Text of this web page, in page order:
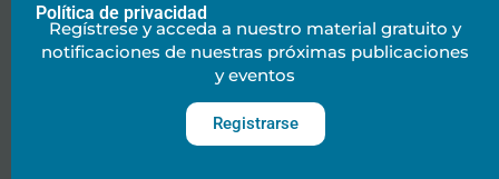
Política de privacidad
Regístrese y acceda a nuestro material gratuito y
notificaciones de nuestras próximas publicaciones
y eventos
Registrarse